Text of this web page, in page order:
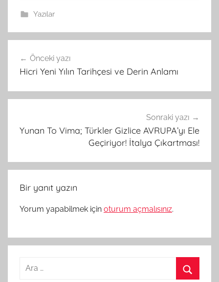
Yazılar
gezinmesi
Önceki yazı
Hicri Yeni Yılın Tarihçesi ve Derin Anlamı
Sonraki yazı
Yunan To Vima; Türkler Gizlice AVRUPA’yı Ele
Geçiriyor! İtalya Çıkartması!
Bir yanıt yazın
Yorum yapabilmek için oturum açmalısınız.
Arama: